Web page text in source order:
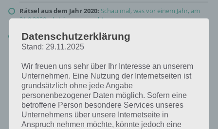
Rätsel aus dem Jahr 2020: Schau mal, was vor einem Jahr, am
31.8.2020, als Lösung gesucht war
Zur Übersicht :4 Bilder 1 Wort Lösungen zu Großstadtleben im
August 2021
Datenschutzerklärung
Stand: 29.11.2025
Wir freuen uns sehr über Ihr Interesse an unserem
Unternehmen. Eine Nutzung der Internetseiten ist
grundsätzlich ohne jede Angabe
personenbezogener Daten möglich. Sofern eine
betroffene Person besondere Services unseres
Unternehmens über unsere Internetseite in
Anspruch nehmen möchte, könnte jedoch eine